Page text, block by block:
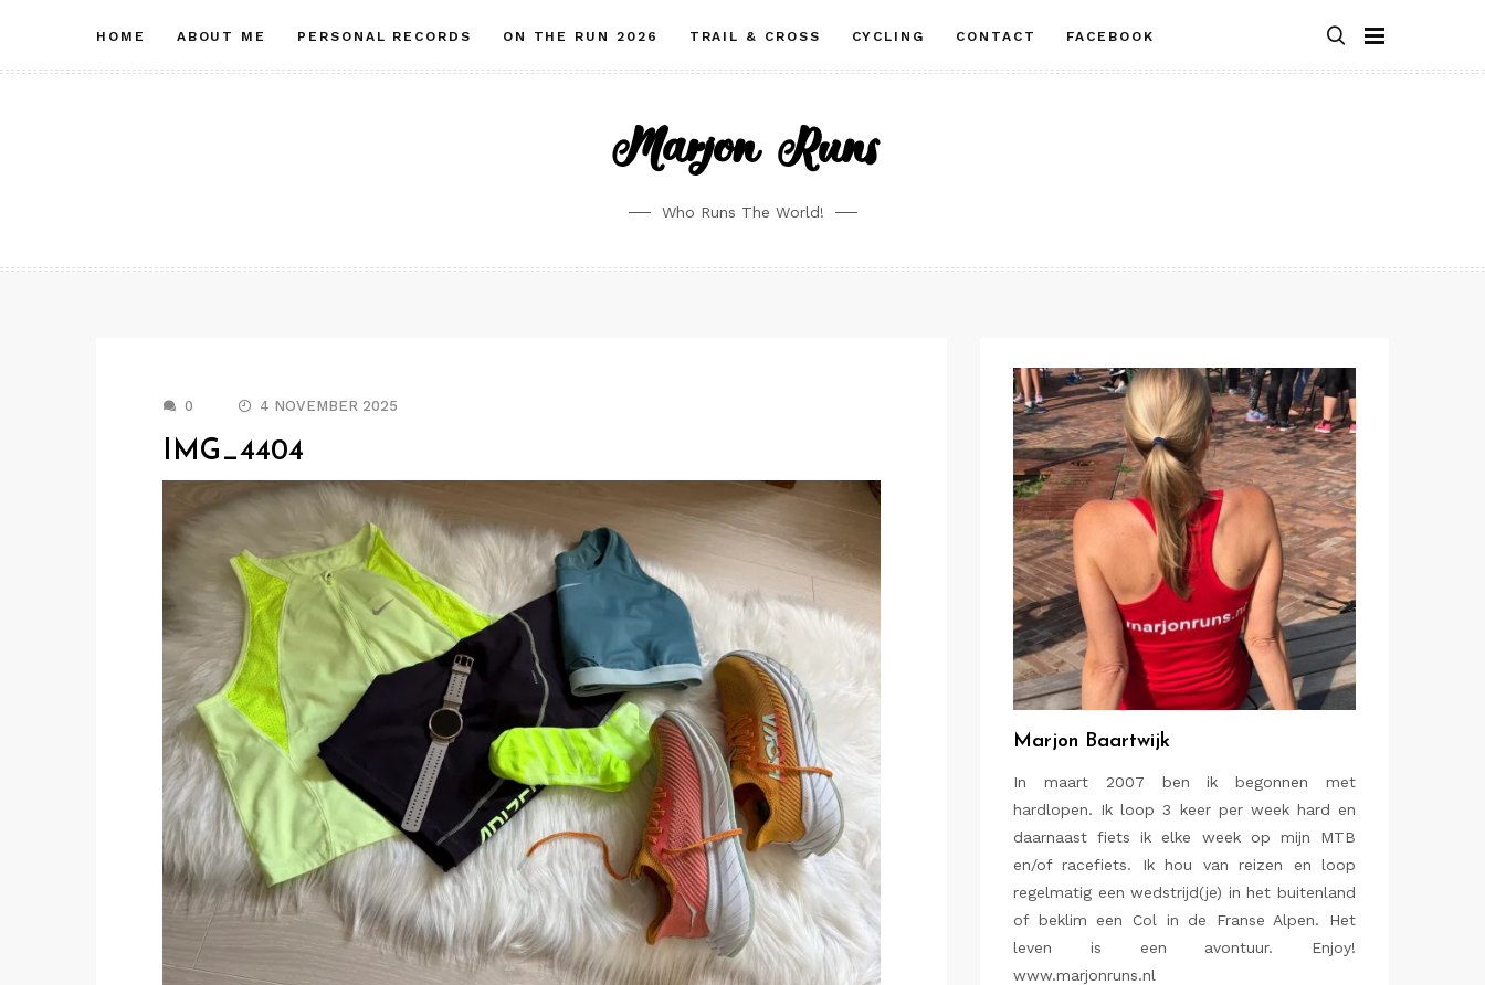
content
HOME ABOUT ME PERSONAL RECORDS ON THE RUN 2026 TRAIL & CROSS CYCLING CONTACT FACEBOOK
Marjon Runs
Who Runs The World!
0 4 NOVEMBER 2025
IMG_4404
Marjon Baartwijk
In maart 2007 ben ik begonnen met
hardlopen. Ik loop 3 keer per week hard en
daarnaast fiets ik elke week op mijn MTB
en/of racefiets. Ik hou van reizen en loop
regelmatig een wedstrijd(je) in het buitenland
of beklim een Col in de Franse Alpen. Het
leven is een avontuur. Enjoy!
www.marjonruns.nl